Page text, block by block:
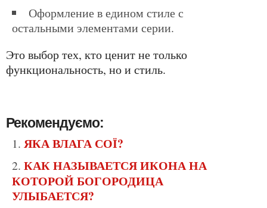
оформление в едином стиле с
остальными элементами серии.
Это выбор тех, кто ценит не только
функциональность, но и стиль.
Рекомендуємо:
ЯКА ВЛАГА СОЇ?
КАК НАЗЫВАЕТСЯ ИКОНА НА
КОТОРОЙ БОГОРОДИЦА
УЛЫБАЕТСЯ?